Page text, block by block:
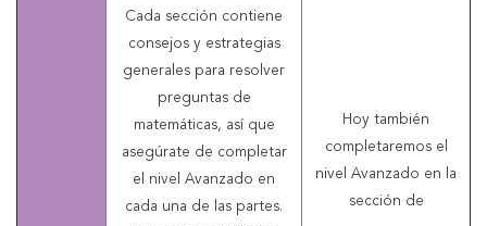
Cada sección contiene
consejos y estrategias
generales para resolver
preguntas de
matemáticas, así que
asegúrate de completar
el nivel Avanzado en
cada una de las partes.
Hoy también
completaremos el
nivel Avanzado en la
sección de